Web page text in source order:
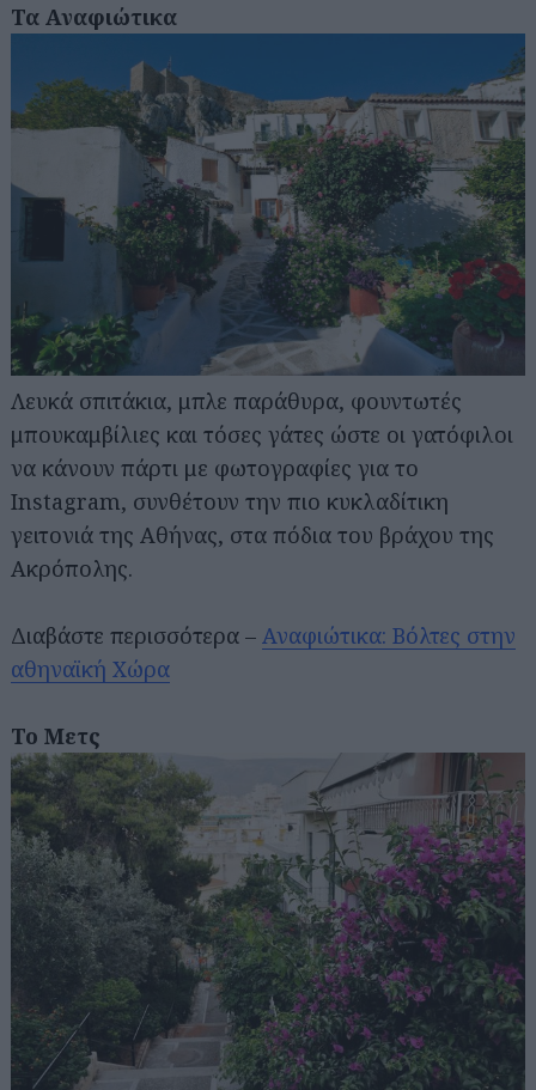
Τα Αναφιώτικα
Λευκά σπιτάκια, μπλε παράθυρα, φουντωτές
μπουκαμβίλιες και τόσες γάτες ώστε οι γατόφιλοι
να κάνουν πάρτι με φωτογραφίες για το
Instagram, συνθέτουν την πιο κυκλαδίτικη
γειτονιά της Αθήνας, στα πόδια του βράχου της
Ακρόπολης.
Διαβάστε περισσότερα – Αναφιώτικα: Βόλτες στην
αθηναϊκή Χώρα
Το Μετς